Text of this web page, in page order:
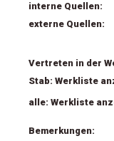
interne Quellen:
externe Quellen:
Vertreten in der
Stab: Werkliste
alle: Werkliste
Bemerkungen: